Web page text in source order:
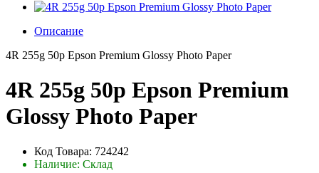
Описание
4R 255g 50p Epson Premium Glossy Photo Paper
4R 255g 50p Epson Premium
Glossy Photo Paper
Код Товара: 724242
Наличие: Склад